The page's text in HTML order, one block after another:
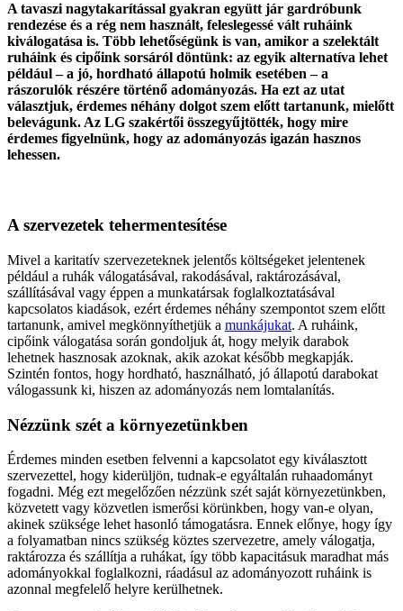
A tavaszi nagytakarítással gyakran együtt jár gardróbunk
rendezése és a rég nem használt, feleslegessé vált ruháink
kiválogatása is. Több lehetőségünk is van, amikor a szelektált
ruháink és cipőink sorsáról döntünk: az egyik alternatíva lehet
például – a jó, hordható állapotú holmik esetében – a
rászorulók részére történő adományozás. Ha ezt az utat
választjuk, érdemes néhány dolgot szem előtt tartanunk, mielőtt
belevágunk. Az LG szakértői összegyűjtötték, hogy mire
érdemes figyelnünk, hogy az adományozás igazán hasznos
lehessen.
A szervezetek tehermentesítése
Mivel a karitatív szervezeteknek jelentős költségeket jelentenek
például a ruhák válogatásával, rakodásával, raktározásával,
szállításával vagy éppen a munkatársak foglalkoztatásával
kapcsolatos kiadások, ezért érdemes néhány szempontot szem előtt
tartanunk, amivel megkönnyíthetjük a munkájukat. A ruháink,
cipőink válogatása során gondoljuk át, hogy melyik darabok
lehetnek hasznosak azoknak, akik azokat később megkapják.
Szintén fontos, hogy hordható, használható, jó állapotú darabokat
válogassunk ki, hiszen az adományozás nem lomtalanítás.
Nézzünk szét a környezetünkben
Érdemes minden esetben felvenni a kapcsolatot egy kiválasztott
szervezettel, hogy kiderüljön, tudnak-e egyáltalán ruhaadományt
fogadni. Még ezt megelőzően nézzünk szét saját környezetünkben,
közvetett vagy közvetlen ismerősi körünkben, hogy van-e olyan,
akinek szüksége lehet hasonló támogatásra. Ennek előnye, hogy így
a folyamatban nincs szükség köztes szervezetre, amely válogatja,
raktározza és szállítja a ruhákat, így több kapacitásuk maradhat más
adományokkal foglalkozni, ráadásul az adományozott ruháink is
azonnal megfelelő helyre kerülhetnek.